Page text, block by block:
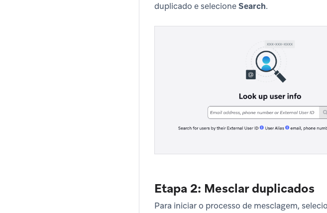
duplicado e selecioneSearch.
Etapa 2: Mesclar duplicados
Para iniciar o processo de mesclagem,